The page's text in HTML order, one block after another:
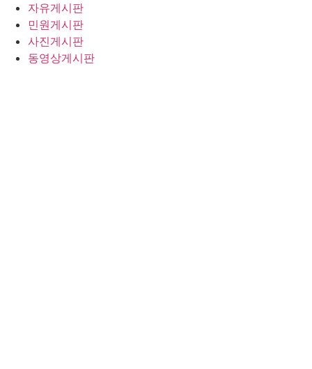
자유게시판
민원게시판
사진게시판
동영상게시판